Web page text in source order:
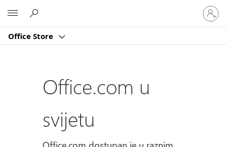
Office Store
Prijavite
se
u
račun
Office.com u
svijetu